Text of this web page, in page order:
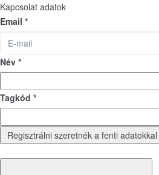
Kapcsolat adatok
Email *
Név *
Tagkód *
Regisztrálni szeretnék a fenti